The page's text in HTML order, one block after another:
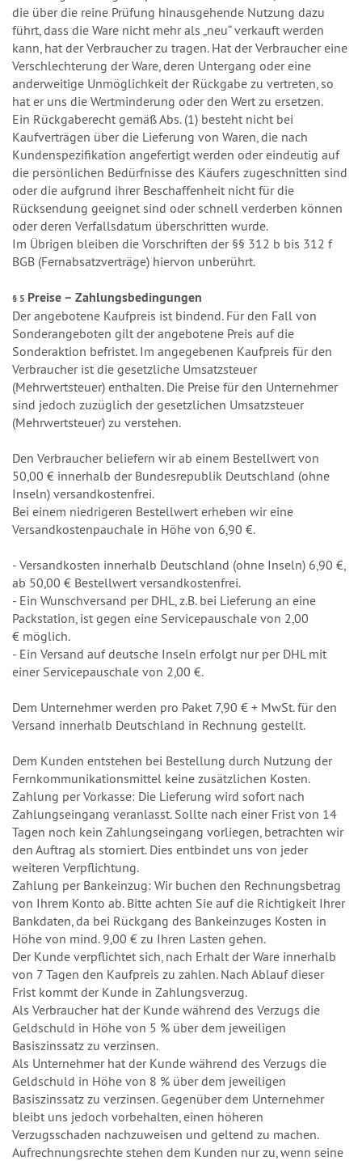
die über die reine Prüfung hinausgehende Nutzung dazu
führt, dass die Ware nicht mehr als „neu“ verkauft werden
kann, hat der Verbraucher zu tragen. Hat der Verbraucher eine
Verschlechterung der Ware, deren Untergang oder eine
anderweitige Unmöglichkeit der Rückgabe zu vertreten, so
hat er uns die Wertminderung oder den Wert zu ersetzen.
Ein Rückgaberecht gemäß Abs. (1) besteht nicht bei
Kaufverträgen über die Lieferung von Waren, die nach
Kundenspezifikation angefertigt werden oder eindeutig auf
die persönlichen Bedürfnisse des Käufers zugeschnitten sind
oder die aufgrund ihrer Beschaffenheit nicht für die
Rücksendung geeignet sind oder schnell verderben können
oder deren Verfallsdatum überschritten wurde.
Im Übrigen bleiben die Vorschriften der §§ 312 b bis 312 f
BGB (Fernabsatzverträge) hiervon unberührt.
§ 5 Preise – Zahlungsbedingungen
Der angebotene Kaufpreis ist bindend. Für den Fall von
Sonderangeboten gilt der angebotene Preis auf die
Sonderaktion befristet. Im angegebenen Kaufpreis für den
Verbraucher ist die gesetzliche Umsatzsteuer
(Mehrwertsteuer) enthalten. Die Preise für den Unternehmer
sind jedoch zuzüglich der gesetzlichen Umsatzsteuer
(Mehrwertsteuer) zu verstehen.
Den Verbraucher beliefern wir ab einem Bestellwert von
50,00 € innerhalb der Bundesrepublik Deutschland (ohne
Inseln) versandkostenfrei.
Bei einem niedrigeren Bestellwert erheben wir eine
Versandkostenpauchale in Höhe von 6,90 €.
- Versandkosten innerhalb Deutschland (ohne Inseln) 6,90 €,
ab 50,00 € Bestellwert versandkostenfrei.
- Ein Wunschversand per DHL, z.B. bei Lieferung an eine
Packstation, ist gegen eine Servicepauschale von 2,00
€ möglich.
- Ein Versand auf deutsche Inseln erfolgt nur per DHL mit
einer Servicepauschale von 2,00 €.
Dem Unternehmer werden pro Paket 7,90 € + MwSt. für den
Versand innerhalb Deutschland in Rechnung gestellt.
Dem Kunden entstehen bei Bestellung durch Nutzung der
Fernkommunikationsmittel keine zusätzlichen Kosten.
Zahlung per Vorkasse: Die Lieferung wird sofort nach
Zahlungseingang veranlasst. Sollte nach einer Frist von 14
Tagen noch kein Zahlungseingang vorliegen, betrachten wir
den Auftrag als storniert. Dies entbindet uns von jeder
weiteren Verpflichtung.
Zahlung per Bankeinzug: Wir buchen den Rechnungsbetrag
von Ihrem Konto ab. Bitte achten Sie auf die Richtigkeit Ihrer
Bankdaten, da bei Rückgang des Bankeinzuges Kosten in
Höhe von mind. 9,00 € zu Ihren Lasten gehen.
Der Kunde verpflichtet sich, nach Erhalt der Ware innerhalb
von 7 Tagen den Kaufpreis zu zahlen. Nach Ablauf dieser
Frist kommt der Kunde in Zahlungsverzug.
Als Verbraucher hat der Kunde während des Verzugs die
Geldschuld in Höhe von 5 % über dem jeweiligen
Basiszinssatz zu verzinsen.
Als Unternehmer hat der Kunde während des Verzugs die
Geldschuld in Höhe von 8 % über dem jeweiligen
Basiszinssatz zu verzinsen. Gegenüber dem Unternehmer
bleibt uns jedoch vorbehalten, einen höheren
Verzugsschaden nachzuweisen und geltend zu machen.
Aufrechnungsrechte stehen dem Kunden nur zu, wenn seine